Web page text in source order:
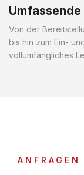
Von der
bis hin zum Ein-
vollumfängliches
ANFRAGEN